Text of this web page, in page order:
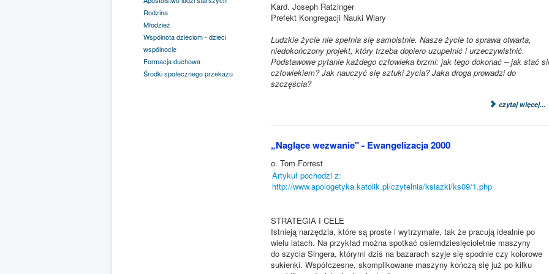
Rodzina
Młodzież
Wspólnota dzieciom - dzieci
wspólnocie
Formacja duchowa
Środki społecznego przekazu
Kard. Joseph Ratzinger
Prefekt Kongregacji Nauki Wiary
Ludzkie życie nie spełnia się samoistnie. Nasze życie to sprawa otwarta,
niedokończony projekt, który trzeba dopiero uzupełnić i urzeczywistnić.
Podstawowe pytanie każdego człowieka brzmi: jak tego dokonać – jak stać
człowiekiem? Jak nauczyć się sztuki życia? Jaka droga prowadzi do
szczęścia?
czytaj więcej...
„Naglące wezwanie" - Ewangelizacja 2000
o. Tom Forrest
Artykuł pochodzi z:
http://www.apologetyka.katolik.pl/czytelnia/ksiazki/ks09/1.php
STRATEGIA I CELE
Istnieją narzędzia, które są proste i wytrzymałe, tak że pracują idealnie po
wielu latach. Na przykład można spotkać osiemdziesięcioletnie maszyny
do szycia Singera, którymi dziś na bazarach szyje się spodnie czy kolorowe
sukienki. Współczesne, skomplikowane maszyny kończą się już po kilku